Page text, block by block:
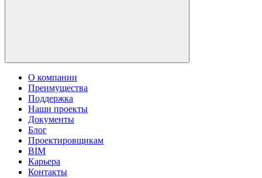
О компании
Преимущества
Поддержка
Наши проекты
Документы
Блог
Проектировщикам
BIM
Карьера
Контакты